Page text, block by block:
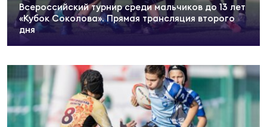
Регионы
Сборные
Антидопинг
Всероссийский турнир среди мальчиков до 13 лет
«Кубок Соколова». Прямая трансляция второго
дня
ОТПРАВИТЬ